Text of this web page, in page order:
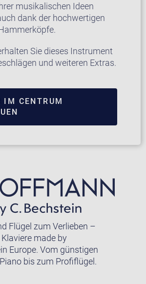
musikalischen Ideen
dank der hochwertigen
Sie dieses Instrument
und weiteren Extras.
IM CENTRUM
Flügel zum Verlieben –
made by
Europe. Vom günstigen
bis zum Profiflügel.